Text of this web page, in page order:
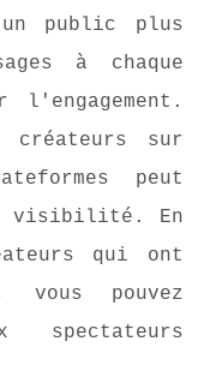
public plus
à chaque
l'engagement.
créateurs sur
peut
visibilité. En
qui ont
vous pouvez
spectateurs